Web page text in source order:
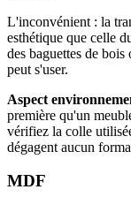
L'inconvénient : la
esthétique que celle
des baguettes de
peut s'user.
Aspect
première qu'un
vérifiez la colle
dégagent aucun
MDF